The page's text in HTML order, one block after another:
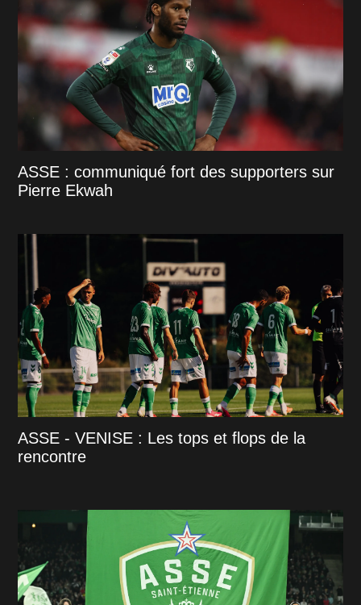
ASSE : communiqué fort des supporters sur
Pierre Ekwah
ASSE - VENISE : Les tops et flops de la
rencontre